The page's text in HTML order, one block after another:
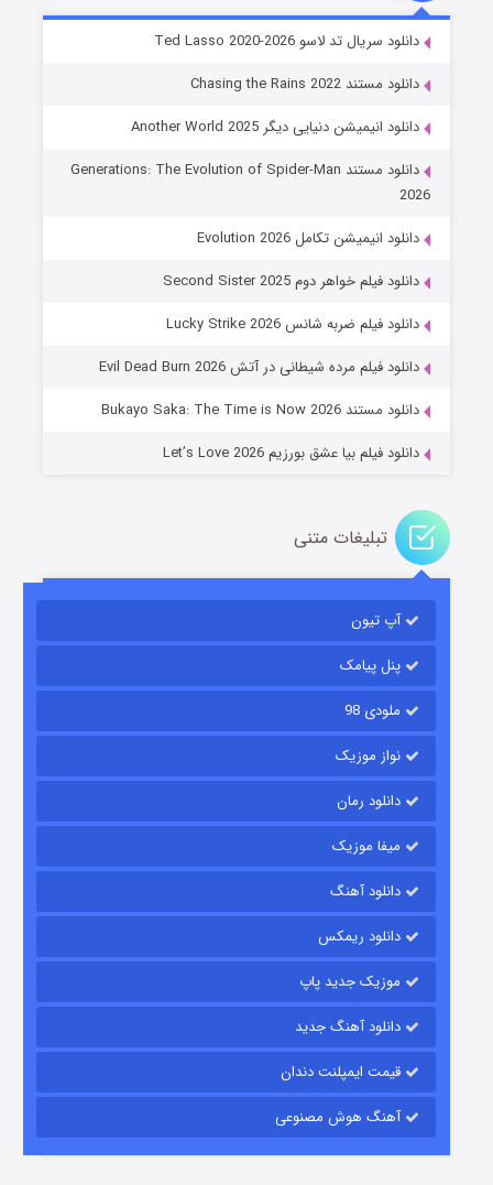
خاندان اژدها فصل ۳
جادوگری در مغولستان
باب اسفنجی فصل ۱۷
قسمت۶ (زیرنویس) منتشر شد
قسمت۱۵ (دوبله) منتشر شد
دانلود سریال تد لاسو Ted Lasso 2020-2026
دانلود مستند Chasing the Rains 2022
دانلود انیمیشن دنیایی دیگر Another World 2025
دانلود مستند Generations: The Evolution of Spider-Man
2026
دانلود انیمیشن تکامل Evolution 2026
دانلود فیلم خواهر دوم Second Sister 2025
دانلود فیلم ضربه شانس Lucky Strike 2026
دانلود فیلم مرده شیطانی در آتش Evil Dead Burn 2026
دانلود مستند Bukayo Saka: The Time is Now 2026
دانلود فیلم بیا عشق بورزیم Let’s Love 2026
تبلیغات متنی
آپ تیون
پنل پیامک
ملودی 98
نواز موزیک
دانلود رمان
میفا موزیک
دانلود آهنگ
دانلود ریمکس
موزیک جدید پاپ
دانلود آهنگ جدید
قیمت ایمپلنت دندان
آهنگ هوش مصنوعی